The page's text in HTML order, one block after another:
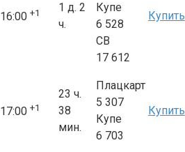
16:00 +1
1 д. 2
ч.
Купе
6 528
СВ
17 612
Купить
17:00 +1
23 ч.
38
мин.
Плацкарт
5 307
Купе
6 703
Купить